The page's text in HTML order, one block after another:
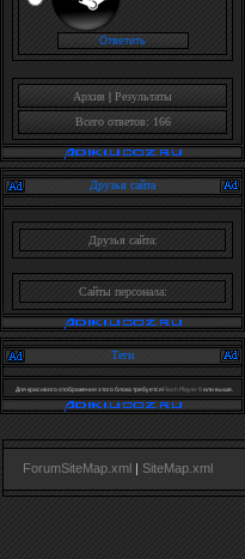
Архив | Результаты
Всего ответов: 166
Друзья сайта
Друзья сайта:
Сайты персонала:
Теги
Для красивого отображения этого блока требуетсяFlash Player 9или выше.
ForumSiteMap.xml | SiteMap.xml